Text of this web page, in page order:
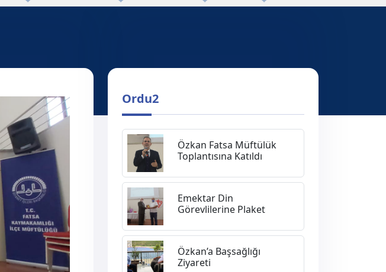
Ordu2
Özkan Fatsa Müftülük
Toplantısına Katıldı
Emektar Din
Görevlilerine Plaket
Özkan’a Başsağlığı
Ziyareti